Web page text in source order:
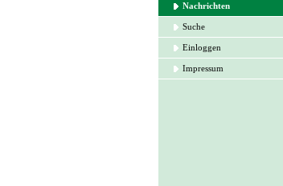
Nachrichten
Suche
Einloggen
Impressum